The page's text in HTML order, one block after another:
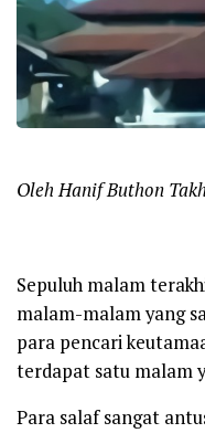
Oleh Hanif Buthon
Sepuluh malam
malam-malam yang
para pencari
terdapat satu malam
Para salaf sangat